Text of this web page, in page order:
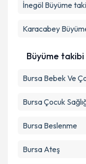
İnegöl Büyüme
Karacabey
Büyüme
Bursa Bebek Ve
Bursa Çocuk
Bursa Beslenme
Bursa Ateş